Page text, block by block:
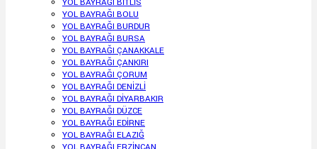
YOL BAYRAĞI BİTLİS
YOL BAYRAĞI BOLU
YOL BAYRAĞI BURDUR
YOL BAYRAĞI BURSA
YOL BAYRAĞI ÇANAKKALE
YOL BAYRAĞI ÇANKIRI
YOL BAYRAĞI ÇORUM
YOL BAYRAĞI DENİZLİ
YOL BAYRAĞI DİYARBAKIR
YOL BAYRAĞI DÜZCE
YOL BAYRAĞI EDİRNE
YOL BAYRAĞI ELAZIĞ